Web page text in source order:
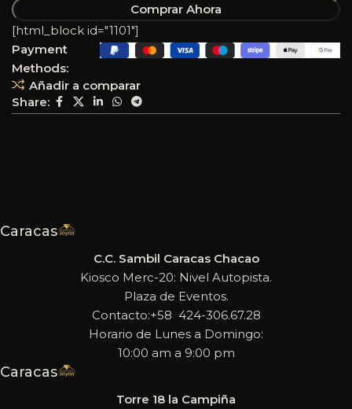
Comprar Ahora
Añadir a comparar
Share:
[html_block id="1101"]
Payment
Methods:
Caracas
C.C. Sambil Caracas Chacao
Kiosco Merc-20: Nivel Autopista.
Plaza de Eventos.
Contacto:+58 424-306.67.28
Horario de Lunes a Domingo:
10:00 am a 9:00 pm
Caracas
Torre 18 la Campiña